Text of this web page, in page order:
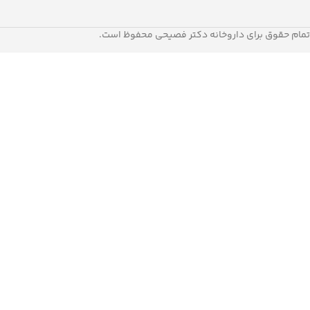
تمام حقوق برای داروخانه دکتر فصیحی محفوظ است.